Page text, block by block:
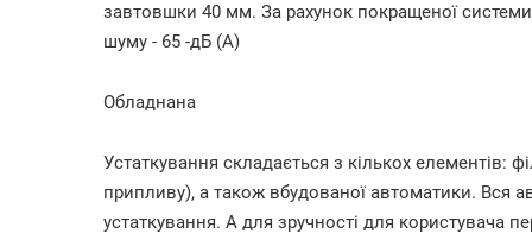
завтовшки 40 мм. За рахунок покращеної системи
шуму - 65 -дБ (А)
Обладнана
Устаткування складається з кількох елементів:
припливу), а також вбудованої автоматики. Вся
устаткування. А для зручності для користувача